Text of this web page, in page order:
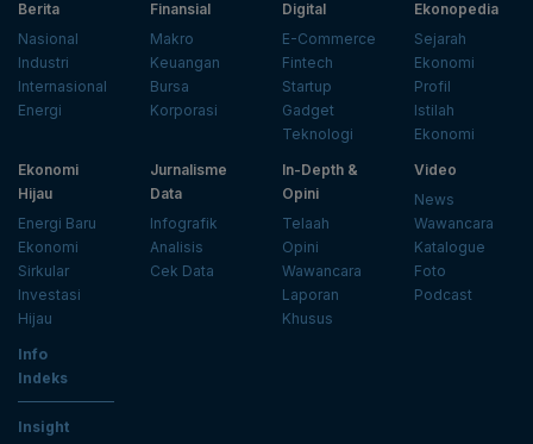
Berita
Nasional
Industri
Internasional
Energi
Finansial
Makro
Keuangan
Bursa
Korporasi
Digital
E-Commerce
Fintech
Startup
Gadget
Teknologi
Ekonopedia
Sejarah
Ekonomi
Profil
Istilah
Ekonomi
Ekonomi
Hijau
Energi Baru
Ekonomi
Sirkular
Investasi
Hijau
Jurnalisme
Data
Infografik
Analisis
Cek Data
In-Depth &
Opini
Telaah
Opini
Wawancara
Laporan
Khusus
Video
News
Wawancara
Katalogue
Foto
Podcast
Info
Indeks
Insight